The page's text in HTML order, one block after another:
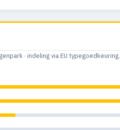
· indeling via EU typegoedkeuring.